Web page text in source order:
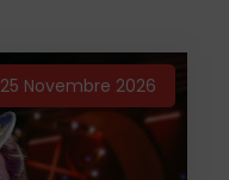
25 Novembre 2026